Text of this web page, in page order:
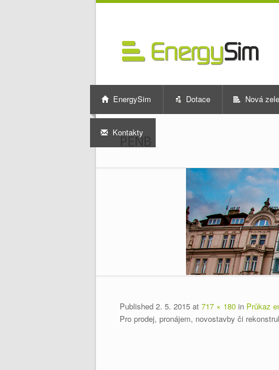
EnergySim Dotace Nová
Kontakty
PENB
Published 2. 5. 2015 at 717 × 180 in Průkaz
Pro prodej, pronájem, novostavby či